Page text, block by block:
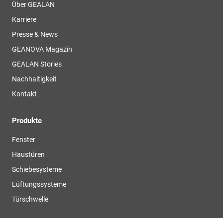
Über GEALAN
Karriere
Presse & News
GEANOVA Magazin
GEALAN Stories
Nachhaltigkeit
Kontakt
Produkte
Fenster
Haustüren
Schiebesysteme
Lüftungssysteme
Türschwelle